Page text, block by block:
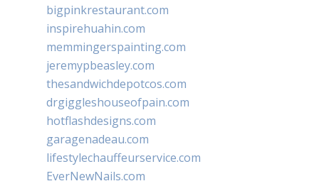
bigpinkrestaurant.com
inspirehuahin.com
memmingerspainting.com
jeremypbeasley.com
thesandwichdepotcos.com
drgiggleshouseofpain.com
hotflashdesigns.com
garagenadeau.com
lifestylechauffeurservice.com
EverNewNails.com